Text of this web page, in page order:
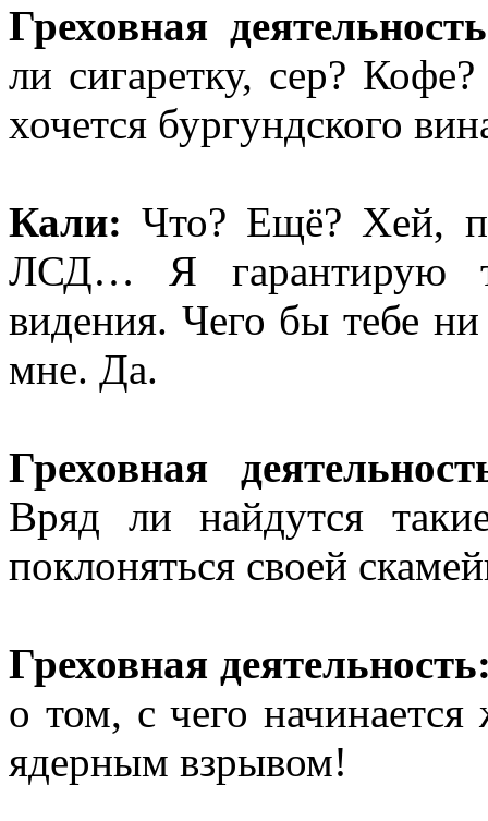
Греховная
ли сигаретку, сер?
хочется бургундского
Кали: Что? Eщё? Хей,
ЛСД… Я гарантирую
видения. Чего бы тебе
мне. Да.
Греховная
Вряд ли найдутся
поклоняться своей
Греховная
о том, с чего
ядерным взрывом!